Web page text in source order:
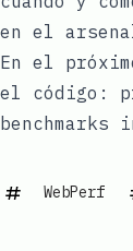
en el
En el
el código:
benchmarks
WebPerf